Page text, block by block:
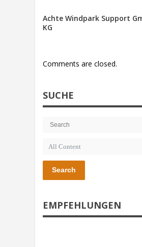
Achte Windpark Support
KG
Comments are closed.
SUCHE
Search
EMPFEHLUNGEN